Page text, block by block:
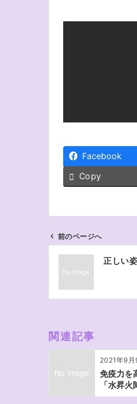
Facebook
Copy
ビ
シ
ン
前のページへ
正しい
関連記事
2021年9月
免疫力を
「水昇火